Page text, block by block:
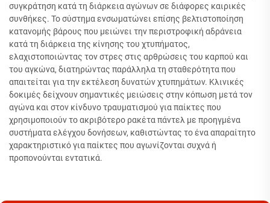
συγκράτηση κατά τη διάρκεια αγώνων σε διάφορες καιρικές
συνθήκες. Το σύστημα ενσωματώνει επίσης βελτιστοποίηση
κατανομής βάρους που μειώνει την περιστροφική αδράνεια
κατά τη διάρκεια της κίνησης του χτυπήματος,
ελαχιστοποιώντας τον στρες στις αρθρώσεις του καρπού και
του αγκώνα, διατηρώντας παράλληλα τη σταθερότητα που
απαιτείται για την εκτέλεση δυνατών χτυπημάτων. Κλινικές
δοκιμές δείχνουν σημαντικές μειώσεις στην κόπωση μετά τον
αγώνα και στον κίνδυνο τραυματισμού για παίκτες που
χρησιμοποιούν το ακριβότερο ρακέτα πάντελ με προηγμένα
συστήματα ελέγχου δονήσεων, καθιστώντας το ένα απαραίτητο
χαρακτηριστικό για παίκτες που αγωνίζονται συχνά ή
προπονούνται εντατικά.